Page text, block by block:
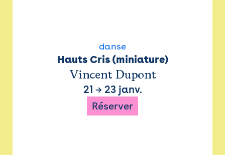
danse
Hauts Cris (miniature)
Vincent Dupont
21 → 23 janv.
Réserver